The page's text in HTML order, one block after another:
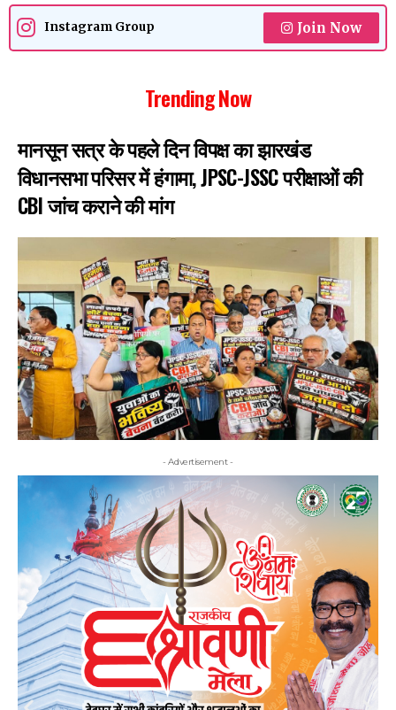
Instagram Group Join Now
Trending Now
मानसून सत्र के पहले दिन विपक्ष का झारखंड
विधानसभा परिसर में हंगामा, JPSC-JSSC परीक्षाओं की
CBI जांच कराने की मांग
- Advertisement -